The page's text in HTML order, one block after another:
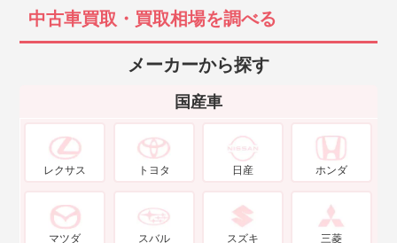
中古車買取・買取相場を調べる
メーカーから探す
国産車
レクサス トヨタ 日産 ホンダ
マツダ スバル スズキ 三菱